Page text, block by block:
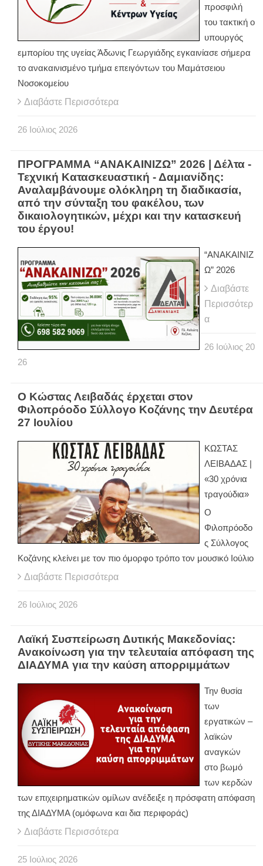
προσφιλή
του τακτική ο
υπουργός
εμπορίου της υγείας Άδωνις Γεωργιάδης εγκαινίασε σήμερα
το ανακαινισμένο τμήμα επειγόντων του Μαμάτσειου
Νοσοκομείου
Διαβάστε Περισσότερα
26 Ιούλιος 2026
ΠΡΟΓΡΑΜΜΑ “ΑΝΑΚΑΙΝΙΖΩ” 2026 | Δέλτα -
Τεχνική Κατασκευαστική - Δαμιανίδης:
Αναλαμβάνουμε ολόκληρη τη διαδικασία,
από την σύνταξη του φακέλου, των
δικαιολογητικών, μέχρι και την κατασκευή
του έργου!
“ΑΝΑΚΑΙΝΙΖ
Ω” 2026
Διαβάστε
Περισσότερ
α
26 Ιούλιος 20
26
Ο Κώστας Λειβαδάς έρχεται στον
Φιλοπρόοδο Σύλλογο Κοζάνης την Δευτέρα
27 Ιουλίου
ΚΩΣΤΑΣ
ΛΕΙΒΑΔΑΣ |
«30 χρόνια
τραγούδια»
Ο
Φιλοπρόοδο
ς Σύλλογος
Κοζάνης κλείνει με τον πιο όμορφο τρόπο τον μουσικό Ιούλιο
Διαβάστε Περισσότερα
26 Ιούλιος 2026
Λαϊκή Συσπείρωση Δυτικής Μακεδονίας:
Ανακοίνωση για την τελευταία απόφαση της
ΔΙΑΔΥΜΑ για την καύση απορριμμάτων
Την θυσία
των
εργατικών –
λαϊκών
αναγκών
στο βωμό
των κερδών
των επιχειρηματικών ομίλων ανέδειξε η πρόσφατη απόφαση
της ΔΙΑΔΥΜΑ (ομόφωνα και δια περιφοράς)
Διαβάστε Περισσότερα
25 Ιούλιος 2026